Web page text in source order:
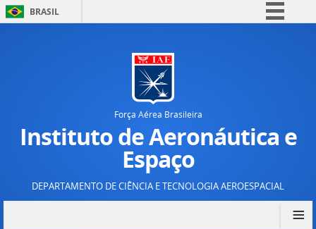
BRASIL
Canais
Força Aérea Brasileira
Instituto de Aeronáutica e
Espaço
DEPARTAMENTO DE CIÊNCIA E TECNOLOGIA AEROESPACIAL
≡